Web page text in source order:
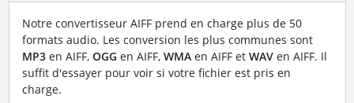
Notre convertisseur AIFF prend en charge plus de 50
formats audio. Les conversion les plus communes sont
MP3en AIFF, OGG en AIFF, WMAen AIFF et WAVen AIFF. Il
suffit d'essayer pour voir si votre fichier est pris en
charge.